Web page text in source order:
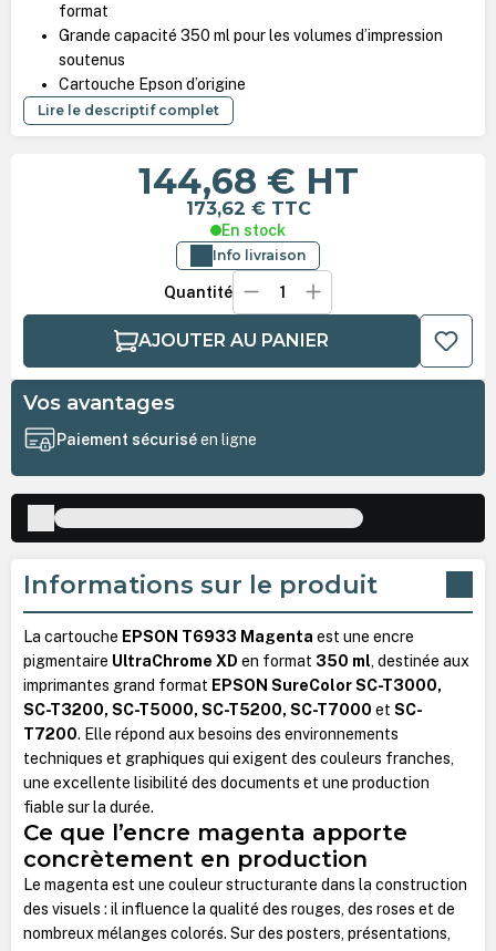
format
Grande capacité 350 ml pour les volumes d’impression
soutenus
Cartouche Epson d’origine
Lire le descriptif complet
144,68 € HT
173,62 € TTC
En stock
Info livraison
Quantité
AJOUTER AU PANIER
Vos avantages
Paiement sécuriséen ligne
Informations sur le produit
La cartouche EPSON T6933 Magenta est une encre
pigmentaire UltraChrome XD en format 350 ml, destinée aux
imprimantes grand format EPSON SureColor SC-T3000,
SC-T3200, SC-T5000, SC-T5200, SC-T7000 et SC-
T7200. Elle répond aux besoins des environnements
techniques et graphiques qui exigent des couleurs franches,
une excellente lisibilité des documents et une production
fiable sur la durée.
Ce que l’encre magenta apporte
concrètement en production
Le magenta est une couleur structurante dans la construction
des visuels : il influence la qualité des rouges, des roses et de
nombreux mélanges colorés. Sur des posters, présentations,